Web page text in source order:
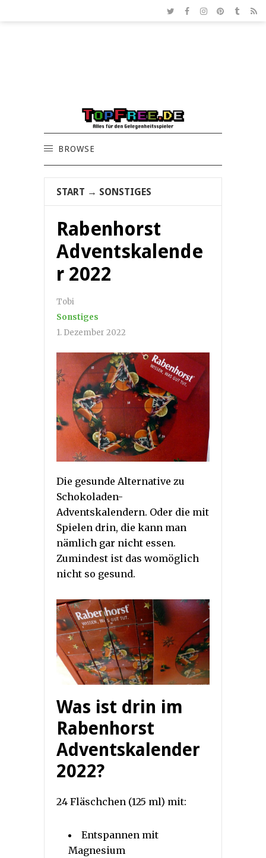
BROWSE
START → SONSTIGES
Rabenhorst
Adventskalende
r 2022
Tobi
Sonstiges
1. Dezember 2022
Die gesunde Alternative zu
Schokoladen-
Adventskalendern. Oder die mit
Spielen drin, die kann man
nämlich gar nicht essen.
Zumindest ist das womöglich
nicht so gesund.
Was ist drin im
Rabenhorst
Adventskalender
2022?
24 Fläschchen (125 ml) mit:
Entspannen mit
Magnesium